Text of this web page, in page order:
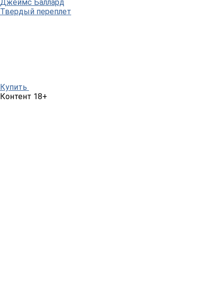
Джеймс Баллард
Твердый переплет
Купить
Контент 18+